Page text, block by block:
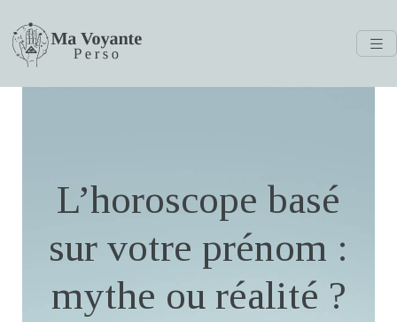
L’horoscope basé
sur votre prénom :
mythe ou réalité ?